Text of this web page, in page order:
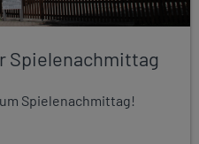
Spielenachmittag
Spielenachmittag!